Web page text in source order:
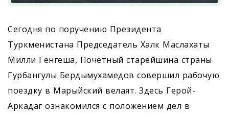
Сегодня по поручению Президента
Туркменистана Председатель Халк Маслахаты
Милли Генгеша, Почётный старейшина страны
Гурбангулы Бердымухамедов совершил рабочую
поездку в Марыйский велаят. Здесь Герой-
Аркадаг ознакомился с положением дел в